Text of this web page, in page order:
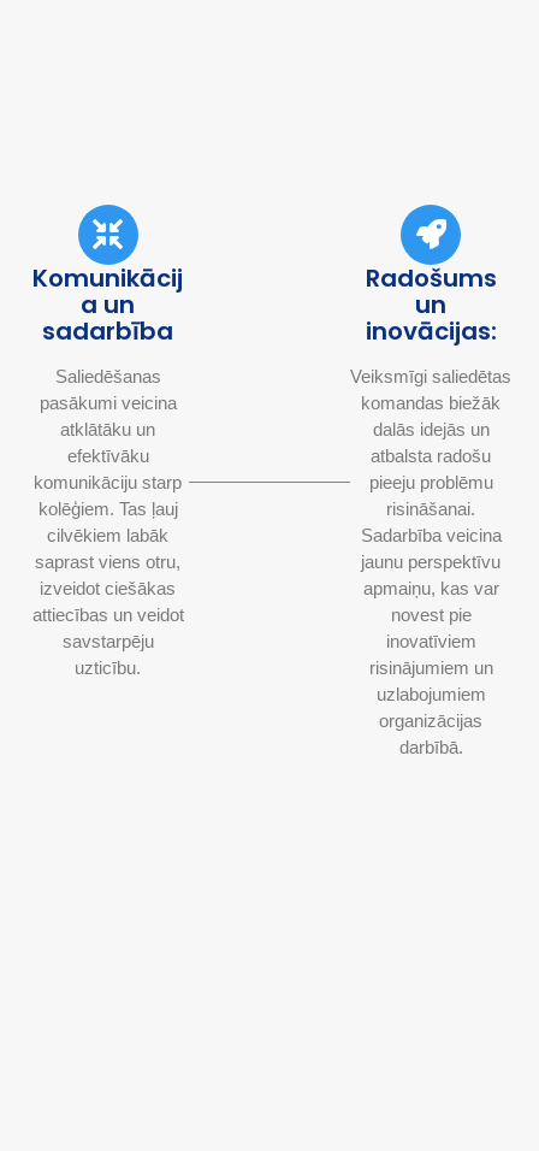
Komunikācij
a un
sadarbība
Saliedēšanas
pasākumi veicina
atklātāku un
efektīvāku
komunikāciju starp
kolēģiem. Tas ļauj
cilvēkiem labāk
saprast viens otru,
izveidot ciešākas
attiecības un veidot
savstarpēju
uzticību.
Radošums
un
inovācijas:
Veiksmīgi saliedētas
komandas biežāk
dalās idejās un
atbalsta radošu
pieeju problēmu
risināšanai.
Sadarbība veicina
jaunu perspektīvu
apmaiņu, kas var
novest pie
inovatīviem
risinājumiem un
uzlabojumiem
organizācijas
darbībā.